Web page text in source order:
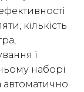
кількість
і
наборі